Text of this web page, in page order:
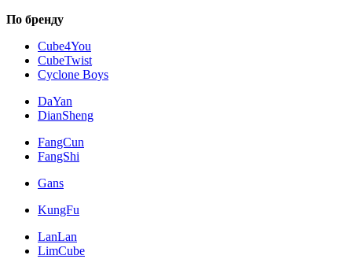
По бренду
Cube4You
CubeTwist
Cyclone Boys
DaYan
DianSheng
FangCun
FangShi
Gans
KungFu
LanLan
LimCube